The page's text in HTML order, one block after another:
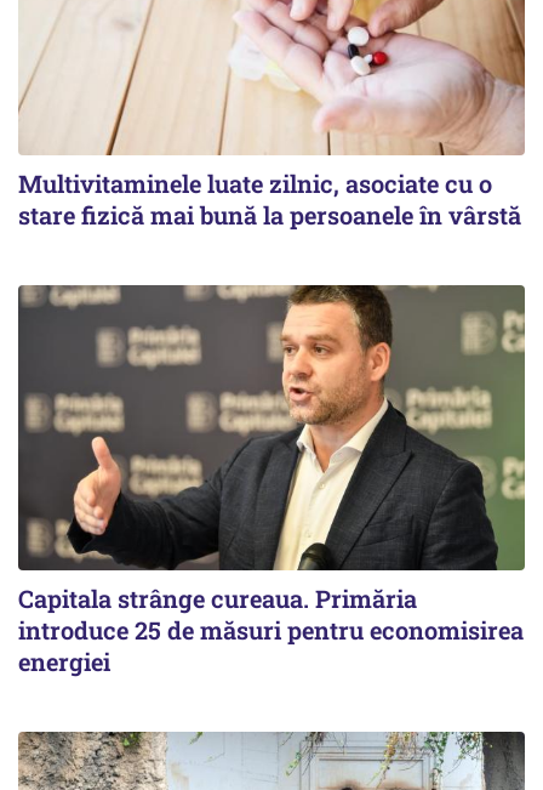
Multivitaminele luate zilnic, asociate cu o
stare fizică mai bună la persoanele în vârstă
Capitala strânge cureaua. Primăria
introduce 25 de măsuri pentru economisirea
energiei